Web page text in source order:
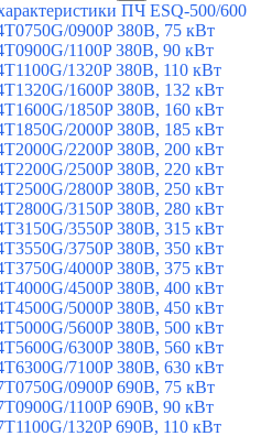
ПЧ ESQ-500/600
0900P 380В, 75 кВт
1100P 380В, 90 кВт
1320P 380В, 110 кВт
1600P 380В, 132 кВт
1850P 380В, 160 кВт
2000P 380В, 185 кВт
2200P 380В, 200 кВт
2500P 380В, 220 кВт
2800P 380В, 250 кВт
3150P 380В, 280 кВт
3550P 380В, 315 кВт
3750P 380В, 350 кВт
4000P 380В, 375 кВт
4500P 380В, 400 кВт
5000P 380В, 450 кВт
5600P 380В, 500 кВт
6300P 380В, 560 кВт
7100P 380В, 630 кВт
0900P 690В, 75 кВт
1100P 690В, 90 кВт
1320P 690В, 110 кВт